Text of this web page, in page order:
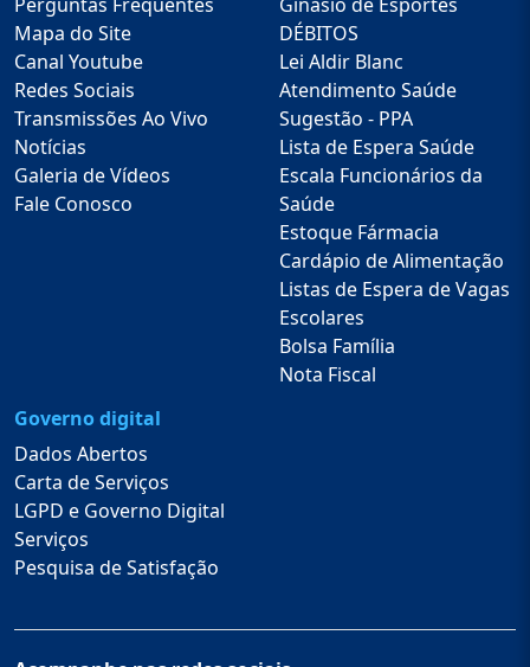
Mapa do Site
Canal Youtube
Redes Sociais
Transmissões Ao Vivo
Notícias
Galeria de Vídeos
Fale Conosco
DÉBITOS
Lei Aldir Blanc
Atendimento Saúde
Sugestão - PPA
Lista de Espera Saúde
Escala Funcionários da
Saúde
Estoque Fármacia
Cardápio de Alimentação
Listas de Espera de Vagas
Escolares
Bolsa Família
Nota Fiscal
Governo digital
Dados Abertos
Carta de Serviços
LGPD e Governo Digital
Serviços
Pesquisa de Satisfação